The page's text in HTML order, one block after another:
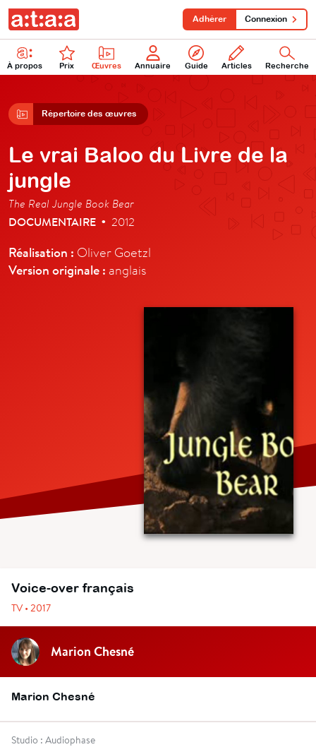
À propos Prix Œuvres Annuaire Guide Articles Recherche
Adhérer Connexion
Répertoire des œuvres
Le vrai Baloo du Livre de la
jungle
The Real Jungle Book Bear
DOCUMENTAIRE • 2012
Réalisation : Oliver Goetzl
Version originale : anglais
Voice-over français
TV • 2017
Marion Chesné
Marion Chesné
Studio : Audiophase